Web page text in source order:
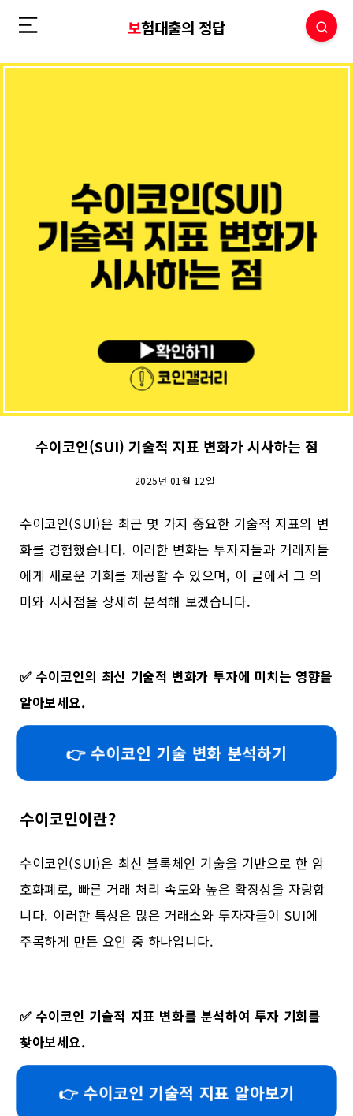
보험대출의 정답
수이코인(SUI) 기술적 지표 변화가 시사하는 점
2025년 01월 12일
수이코인(SUI)은 최근 몇 가지 중요한 기술적 지표의 변
화를 경험했습니다. 이러한 변화는 투자자들과 거래자들
에게 새로운 기회를 제공할 수 있으며, 이 글에서 그 의
미와 시사점을 상세히 분석해 보겠습니다.
✅ 수이코인의 최신 기술적 변화가 투자에 미치는 영향을
알아보세요.
👉 수이코인 기술 변화 분석하기
수이코인이란?
수이코인(SUI)은 최신 블록체인 기술을 기반으로 한 암
호화폐로, 빠른 거래 처리 속도와 높은 확장성을 자랑합
니다. 이러한 특성은 많은 거래소와 투자자들이 SUI에
주목하게 만든 요인 중 하나입니다.
✅ 수이코인 기술적 지표 변화를 분석하여 투자 기회를
찾아보세요.
👉 수이코인 기술적 지표 알아보기